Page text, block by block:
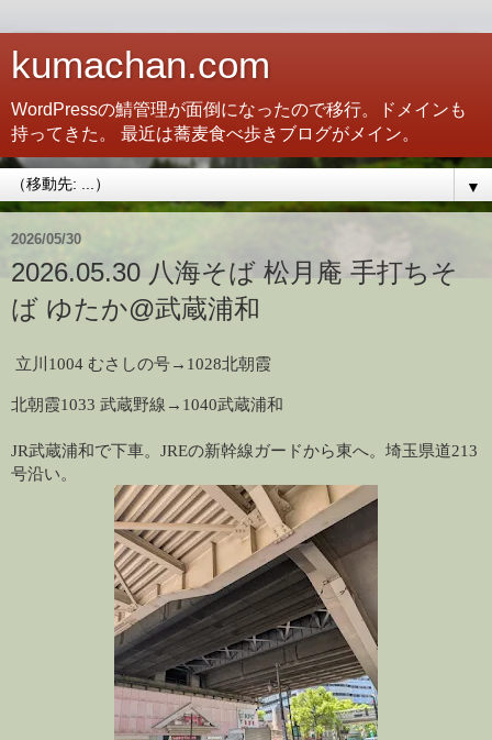
kumachan.com
WordPressの鯖管理が面倒になったので移行。ドメインも
持ってきた。 最近は蕎麦食べ歩きブログがメイン。
▼
2026/05/30
2026.05.30 八海そば 松月庵 手打ちそ
ば ゆたか@武蔵浦和
立川1004 むさしの号→1028北朝霞
北朝霞1033 武蔵野線→1040武蔵浦和
JR武蔵浦和で下車。JREの新幹線ガードから東へ。埼玉県道213
号沿い。